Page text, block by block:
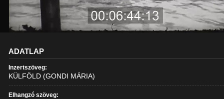
ADATLAP
Inzertszöveg:
KÜLFÖLD (GONDI MÁRIA)
Elhangzó szöveg: